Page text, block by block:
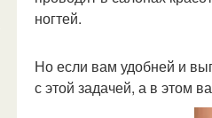
ногтей.
Но если вам удобней и
с этой задачей, а в этом